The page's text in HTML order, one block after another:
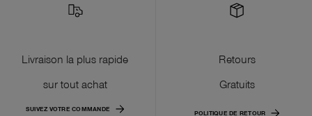
Livraison la plus rapide
sur tout achat
SUIVEZ VOTRE COMMANDE
Retours
Gratuits
POLITIQUE DE RETOUR